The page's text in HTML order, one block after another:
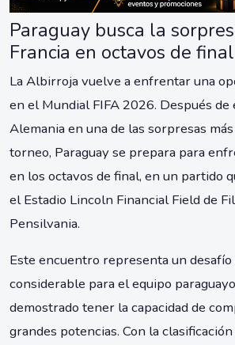
Paraguay busca la
Francia en octavos de final
La Albirroja vuelve a enfrentar una
en el Mundial FIFA 2026. Después de
Alemania en una de las sorpresas
torneo, Paraguay se prepara para
en los octavos de final, en un partido
el Estadio Lincoln Financial Field de
Pensilvania.
Este encuentro representa un desafío
considerable para el equipo
demostrado tener la capacidad de
grandes potencias. Con la